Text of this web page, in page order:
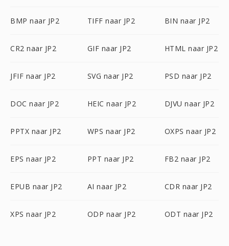
BMP naar JP2 TIFF naar JP2 BIN naar JP2
CR2 naar JP2 GIF naar JP2 HTML naar JP2
JFIF naar JP2 SVG naar JP2 PSD naar JP2
DOC naar JP2 HEIC naar JP2 DJVU naar JP2
PPTX naar JP2 WPS naar JP2 OXPS naar JP2
EPS naar JP2 PPT naar JP2 FB2 naar JP2
EPUB naar JP2 AI naar JP2 CDR naar JP2
XPS naar JP2 ODP naar JP2 ODT naar JP2